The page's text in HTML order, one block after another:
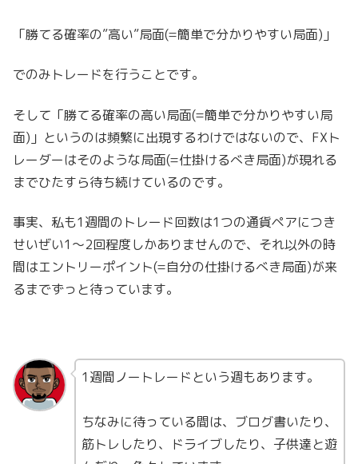
「勝てる確率の”高い”局面(=簡単で分かりやすい局面)」
でのみトレードを行うことです。
そして「勝てる確率の高い局面(=簡単で分かりやすい局
面)」というのは頻繁に出現するわけではないので、FXト
レーダーはそのような局面(=仕掛けるべき局面)が現れる
までひたすら待ち続けているのです。
事実、私も1週間のトレード回数は1つの通貨ペアにつき
せいぜい1～2回程度しかありませんので、それ以外の時
間はエントリーポイント(=自分の仕掛けるべき局面)が来
るまでずっと待っています。
1週間ノートレードという週もあります。
ちなみに待っている間は、ブログ書いたり、
筋トレしたり、ドライブしたり、子供達と遊